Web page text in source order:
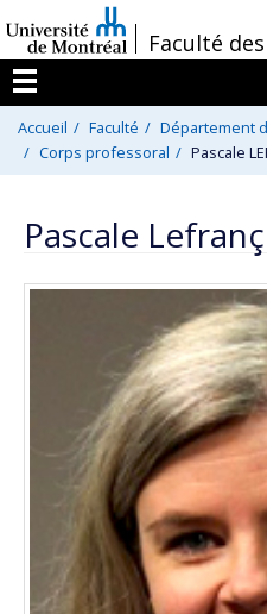
au
contenu
/Faculté
Menu
Accueil Faculté
Département
Corps professoral
Pascale
Pascale